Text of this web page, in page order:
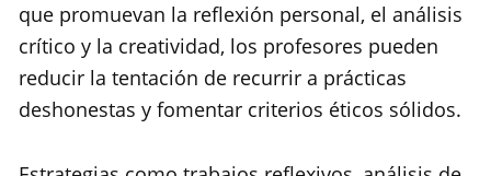
que promuevan la reflexión personal, el análisis
crítico y la creatividad, los profesores pueden
reducir la tentación de recurrir a prácticas
deshonestas y fomentar criterios éticos sólidos.